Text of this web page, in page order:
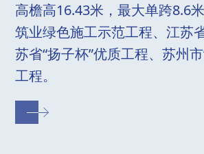
高檐高16.43米，最大单跨8.6
筑业绿色施工示范工程、江苏
苏省“扬子杯”优质工程、苏州
工程。